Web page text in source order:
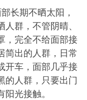
长期不晒太阳，
群，不管阴晴、
，完全不给面部接
简出的人群，日常
开车，面部几乎接
的人群，只要出门
光接触。